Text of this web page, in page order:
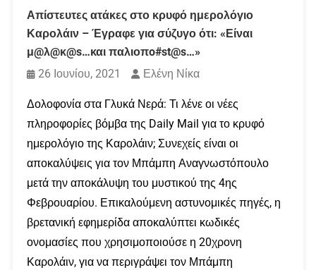
Απίστευτες ατάκες στο κρυφό ημερολόγιο
Καρολάιν – Έγραφε για σύζυγο ότι: «Είναι
μ@λ@κ@s…και παλιοπo#st@s…»
26 Ιουνίου, 2021
Ελένη Νίκα
Δολοφονία στα Γλυκά Νερά: Τι λένε οι νέες
πληροφορίες βόμβα της Daily Mail για το κρυφό
ημερολόγιο της Καρολάιν; Συνεχείς είναι οι
αποκαλύψεις για τον Μπάμπη Αναγνωστόπουλο
μετά την αποκάλυψη του μυστικού της 4ης
Φεβρουαρίου. Επικαλούμενη αστυνομικές πηγές, η
βρετανική εφημερίδα αποκαλύπτει κωδικές
ονομασίες που χρησιμοποιούσε η 20χρονη
Καρολάιν, για να περιγράψει τον Μπάμπη